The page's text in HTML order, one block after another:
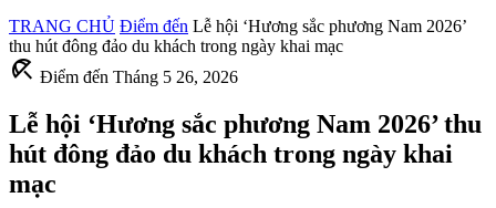
TRANG CHỦ Điểm đến Lễ hội ‘Hương sắc phương Nam 2026’
thu hút đông đảo du khách trong ngày khai mạc
beach_access Điểm đến Tháng 5 26, 2026
Lễ hội ‘Hương sắc phương Nam 2026’ thu
hút đông đảo du khách trong ngày khai
mạc